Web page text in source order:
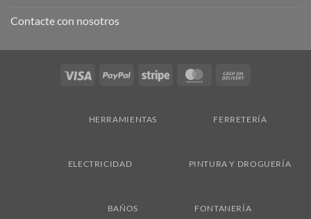
Contacte con nosotros
Visa PayPal Stripe MasterCard
HERRAMIENTAS FERRETERÍA
ELECTRICIDAD PINTURA Y DROGUERÍA
BAÑOS FONTANERÍA